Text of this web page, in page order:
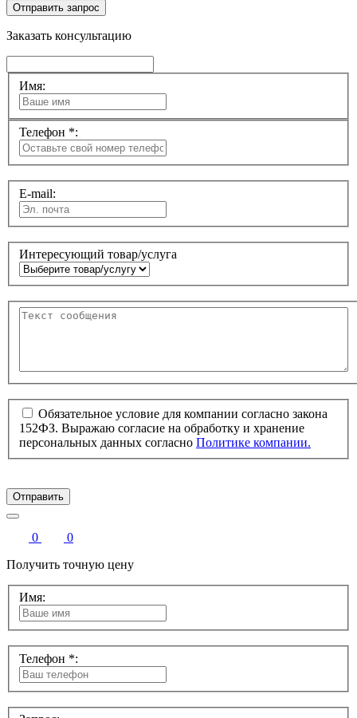
Отправить запрос
Заказать консультацию
Имя:
Телефон *:
E-mail:
Интересующий товар/услуга
Обязательное условие для компании согласно закона
152ФЗ. Выражаю согласие на обработку и хранение
персональных данных согласно Политике компании.
Отправить
0
0
Получить точную цену
Имя:
Телефон *: